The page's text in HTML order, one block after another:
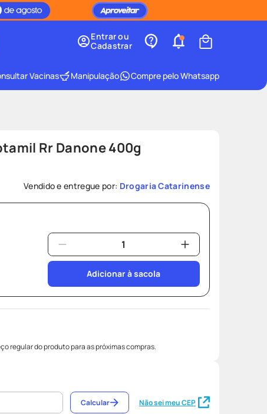
Entrar ou
Cadastrar
Vacinas Manipulação Compre pelo Whatsapp
Rr Danone 400g
Vendido e entregue por: Drogaria Catarinense
Adicionar à sacola
regular do produto para as próximas compras.
Não sei meu CEP
Calcular